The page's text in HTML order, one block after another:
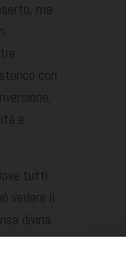
ma
con
e
tutti
vedere il
divina.